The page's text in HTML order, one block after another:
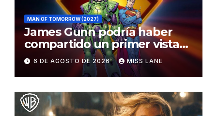
MAN OF TOMORROW (2027)
James Gunn podría haber
compartido un primer vistazo
al traje de Brainiac
6 DE AGOSTO DE 2026 MISS LANE